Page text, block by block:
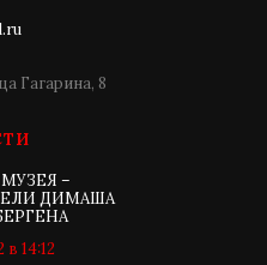
Гагарина, 8
–
ДИМАША
в 14:12